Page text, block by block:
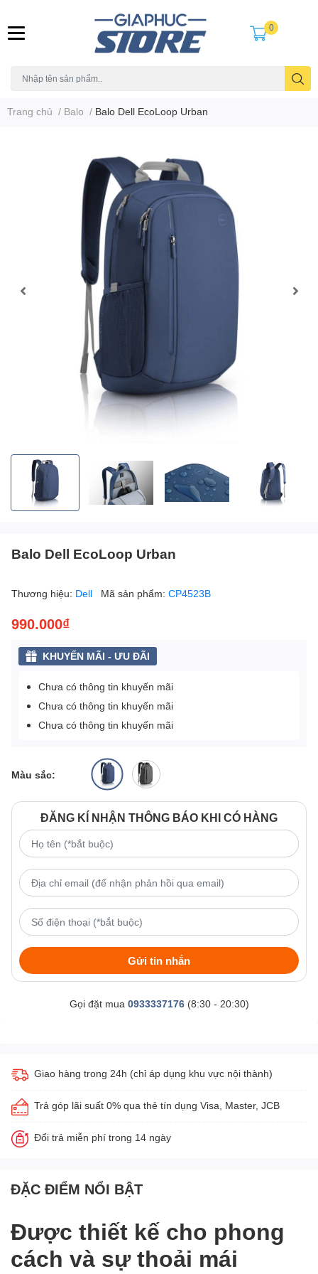
0
Trang chủ / Balo / Balo Dell EcoLoop Urban
Balo Dell EcoLoop Urban
Thương hiệu: Dell Mã sản phẩm: CP4523B
990.000₫
KHUYẾN MÃI - ƯU ĐÃI
Chưa có thông tin khuyến mãi
Chưa có thông tin khuyến mãi
Chưa có thông tin khuyến mãi
Màu sắc:
ĐĂNG KÍ NHẬN THÔNG BÁO KHI CÓ HÀNG
Gửi tin nhắn
Gọi đặt mua 0933337176(8:30 - 20:30)
Giao hàng trong 24h (chỉ áp dụng khu vực nội thành)
Trả góp lãi suất 0% qua thẻ tín dụng Visa, Master, JCB
Đổi trả miễn phí trong 14 ngày
ĐẶC ĐIỂM NỔI BẬT
Được thiết kế cho phong
cách và sự thoải mái